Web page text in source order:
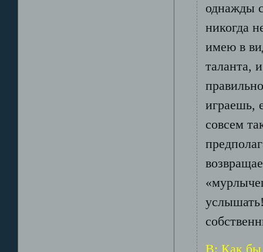
однажды
никогда
имею в
таланта,
играешь,
совсем
В: Как бы